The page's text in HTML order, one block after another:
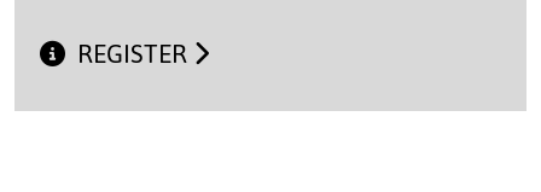
REGISTER